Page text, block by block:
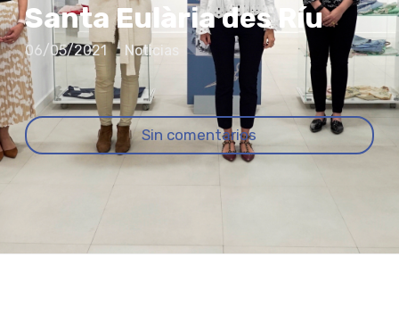
Santa Eulària des Ríu
06/05/2021 Noticias
Sin comentarios